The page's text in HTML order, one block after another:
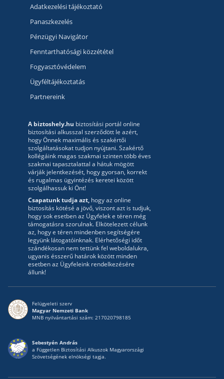
Adatkezelési tájékoztató
Panaszkezelés
Pénzügyi Navigátor
Fenntarthatósági közzététel
Fogyasztóvédelem
Ügyféltájékoztatás
Partnereink
A biztoshely.hu biztosítási portál online
biztosítási alkusszal szerződött le azért,
hogy Önnek maximális és szakértői
szolgáltatásokat tudjon nyújtani. Szakértő
kollégáink magas szakmai szinten több éves
szakmai tapasztalattal a hátuk mögött
várják jelentkezését, hogy gyorsan, korrekt
és rugalmas ügyintézés keretei között
szolgálhassuk ki Önt!
Csapatunk tudja azt, hogy az online
biztosítás kötésé a jövő, viszont azt is tudjuk,
hogy sok esetben az Ügyfelek e téren még
támogatásra szorulnak. Elkötelezett célunk
az, hogy e téren mindenben segítségére
legyünk látogatóinknak. Elérhetőségi időt
szándékosan nem tettünk fel weboldalukra,
ugyanis ésszerű határok között minden
esetben az Ügyfeleink rendelkezésére
állunk!
Felügyeleti szerv
Magyar Nemzeti Bank
MNB nyilvántartási szám: 217020798185
Sebestyén András
a Független Biztosítási Alkuszok Magyarországi
Szövetségének elnökségi tagja.